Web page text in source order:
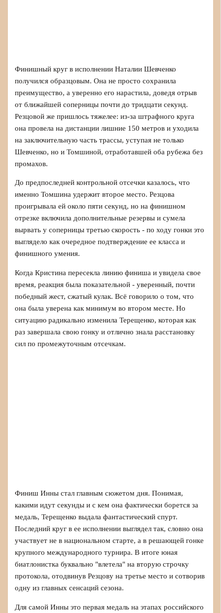
Финишный круг в исполнении Наталии Шевченко
получился образцовым. Она не просто сохранила
преимущество, а уверенно его нарастила, доведя отрыв
от ближайшей соперницы почти до тридцати секунд.
Резцовой же пришлось тяжелее: из-за штрафного круга
она провела на дистанции лишние 150 метров и уходила
на заключительную часть трассы, уступая не только
Шевченко, но и Томшиной, отработавшей оба рубежа без
промахов.
До предпоследней контрольной отсечки казалось, что
именно Томшина удержит второе место. Резцова
проигрывала ей около пяти секунд, но на финишном
отрезке включила дополнительные резервы и сумела
вырвать у соперницы третью скорость - по ходу гонки это
выглядело как очередное подтверждение ее класса и
финишного умения.
Когда Кристина пересекла линию финиша и увидела свое
время, реакция была показательной - уверенный, почти
победный жест, сжатый кулак. Всё говорило о том, что
она была уверена как минимум во втором месте. Но
ситуацию радикально изменила Терещенко, которая как
раз завершала свою гонку и отлично знала расстановку
сил по промежуточным отсечкам.
Финиш Инны стал главным сюжетом дня. Понимая,
какими идут секунды и с кем она фактически борется за
медаль, Терещенко выдала фантастический спурт.
Последний круг в ее исполнении выглядел так, словно она
участвует не в национальном старте, а в решающей гонке
крупного международного турнира. В итоге юная
биатлонистка буквально "влетела" на вторую строчку
протокола, отодвинув Резцову на третье место и сотворив
одну из главных сенсаций сезона.
Для самой Инны это первая медаль на этапах российского